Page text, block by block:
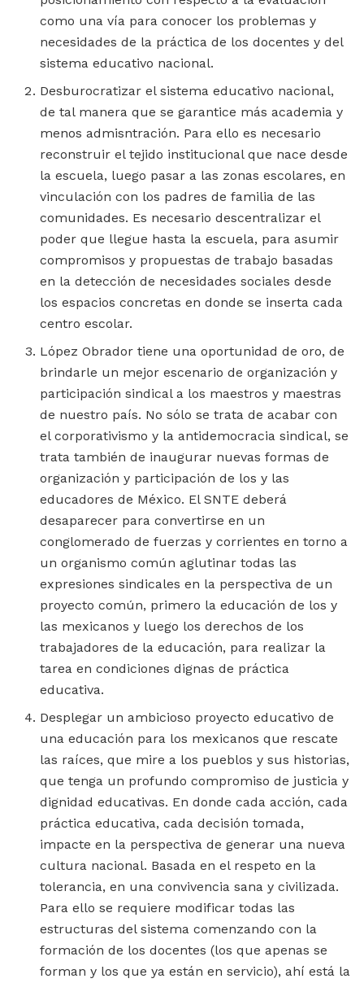
como una vía para conocer los problemas y
necesidades de la práctica de los docentes y del
sistema educativo nacional.
Desburocratizar el sistema educativo nacional,
de tal manera que se garantice más academia y
menos admisntración. Para ello es necesario
reconstruir el tejido institucional que nace desde
la escuela, luego pasar a las zonas escolares, en
vinculación con los padres de familia de las
comunidades. Es necesario descentralizar el
poder que llegue hasta la escuela, para asumir
compromisos y propuestas de trabajo basadas
en la detección de necesidades sociales desde
los espacios concretas en donde se inserta cada
centro escolar.
López Obrador tiene una oportunidad de oro, de
brindarle un mejor escenario de organización y
participación sindical a los maestros y maestras
de nuestro país. No sólo se trata de acabar con
el corporativismo y la antidemocracia sindical, se
trata también de inaugurar nuevas formas de
organización y participación de los y las
educadores de México. El SNTE deberá
desaparecer para convertirse en un
conglomerado de fuerzas y corrientes en torno a
un organismo común aglutinar todas las
expresiones sindicales en la perspectiva de un
proyecto común, primero la educación de los y
las mexicanos y luego los derechos de los
trabajadores de la educación, para realizar la
tarea en condiciones dignas de práctica
educativa.
Desplegar un ambicioso proyecto educativo de
una educación para los mexicanos que rescate
las raíces, que mire a los pueblos y sus historias,
que tenga un profundo compromiso de justicia y
dignidad educativas. En donde cada acción, cada
práctica educativa, cada decisión tomada,
impacte en la perspectiva de generar una nueva
cultura nacional. Basada en el respeto en la
tolerancia, en una convivencia sana y civilizada.
Para ello se requiere modificar todas las
estructuras del sistema comenzando con la
formación de los docentes (los que apenas se
forman y los que ya están en servicio), ahí está la